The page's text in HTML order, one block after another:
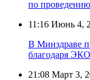
по
11:16 Июнь 4,
В Минздраве
благодаря
21:08 Март 3,